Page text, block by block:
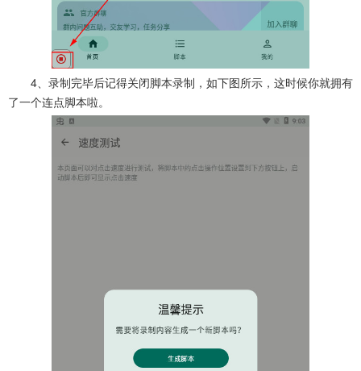
4、录制完毕后记得关闭脚本录制，如下图所示，这时候你就拥有
了一个连点脚本啦。